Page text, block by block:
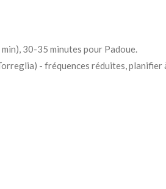
30-35 minutes pour Padoue.
- fréquences réduites, planifier